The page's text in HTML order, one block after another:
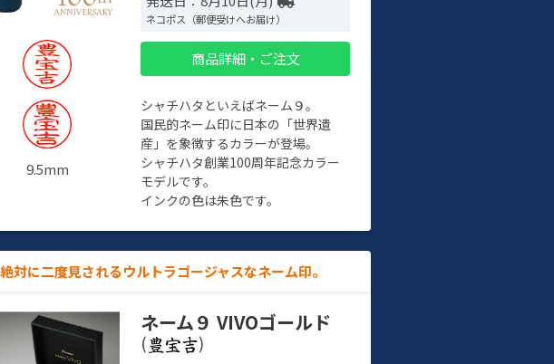
9.5mm
ネコポス（郵便受けへお届け）
商品詳細・ご注文
シャチハタといえばネーム９。
国民的ネーム印に日本の「世界遺
産」を象徴するカラーが登場。
シャチハタ創業100周年記念カラー
モデルです。
インクの色は朱色です。
絶対に二度見されるウルトラゴージャスなネーム印。
ネーム９ VIVOゴールド
(
)